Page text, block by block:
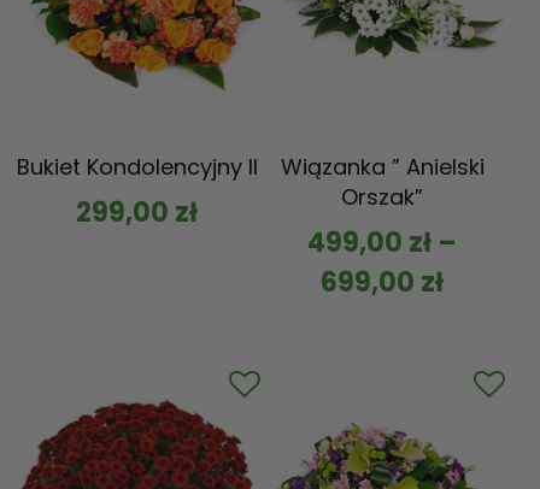
Bukiet Kondolencyjny II
299,00 zł
Wiązanka ” Anielski
Orszak”
499,00 zł –
699,00 zł